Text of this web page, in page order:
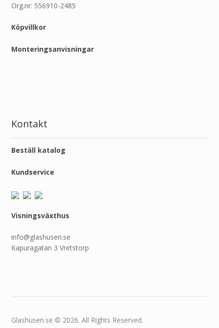
Org.nr: 556910-2485
Köpvillkor
Monteringsanvisningar
Kontakt
Beställ katalog
Kundservice
Visningsväxthus
info@glashusen.se
Kapuragatan 3 Vretstorp
Glashusen.se © 2026. All Rights Reserved.